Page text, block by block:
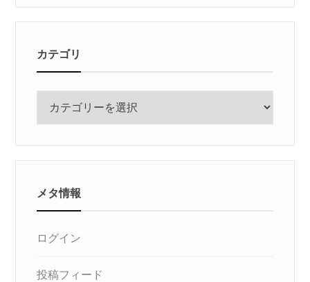
カテゴリ
メタ情報
ログイン
投稿フィード